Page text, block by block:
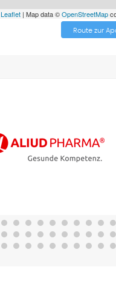
Leaflet| Map data ©OpenStreetMap
Route zur